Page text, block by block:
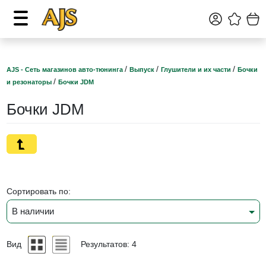
AJS - Сеть магазинов авто-тюнинга / Выпуск / Глушители и их части / Бочки
и резонаторы / Бочки JDM
Бочки JDM
Сортировать по:
В наличии
Вид Результатов: 4